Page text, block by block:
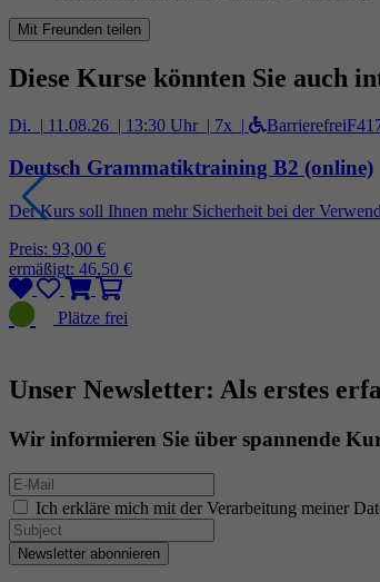
Mit Freunden teilen
Diese Kurse könnten Sie auch
Di. | 11.08.26 | 13:30 Uhr | 7x | Barrierefrei
Deutsch Grammatiktraining B2 (online)
Der Kurs soll Ihnen mehr Sicherheit bei der
Preis: 93,00 €
ermäßigt: 46,50 €
Unser Newsletter: Als erstes
Wir informieren Sie über spannende
Ich erkläre mich mit der Verarbeitung meiner
Newsletter abonnieren